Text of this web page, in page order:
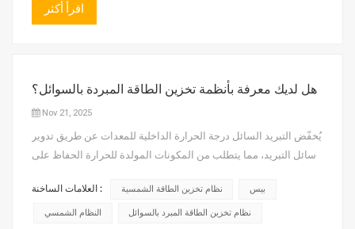
اقرأ أكثر
هل لديك معرفة بأنظمة تخزين الطاقة المبردة بالسوائل؟
Nov 21, 2025
يُخفّض التبريد السائل درجة الحرارة الداخلية للمعدات عن طريق تدوير
سائل التبريد، مما يتطلب من المكونات المولدة للحرارة الحفاظ على
التبريد السائل الحرارة في نهاية المطاف إلى البيئة الخارجية عبر مبرد
سائل. ونظرًا لاحتواء المعدات على سائل،...
العلامات الساخنة : نظام تخزين الطاقة الشمسية بيس
النظام الشمسي نظام تخزين الطاقة المبرد بالسوائل